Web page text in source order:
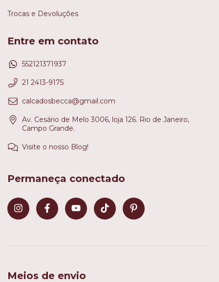
Trocas e Devoluções
Entre em contato
552121371937
21 2413-9175
calcadosbecca@gmail.com
Av. Cesário de Melo 3006, loja 126. Rio de Janeiro,
Campo Grande.
Visite o nosso Blog!
Permaneça conectado
Meios de envio